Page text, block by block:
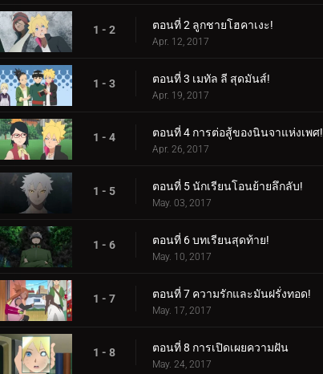
1 - 2 ตอนที่ 2 ลูกชายโฮคาเงะ!
Apr. 12, 2017
1 - 3 ตอนที่ 3 เมทัล ลี สุดมันส์!
Apr. 19, 2017
1 - 4 ตอนที่ 4 การต่อสู้ของนินจาแห่งเพศ!
Apr. 26, 2017
1 - 5 ตอนที่ 5 นักเรียนโอนย้ายลึกลับ!
May. 03, 2017
1 - 6 ตอนที่ 6 บทเรียนสุดท้าย!
May. 10, 2017
1 - 7 ตอนที่ 7 ความรักและมันฝรั่งทอด!
May. 17, 2017
1 - 8 ตอนที่ 8 การเปิดเผยความฝัน
May. 24, 2017